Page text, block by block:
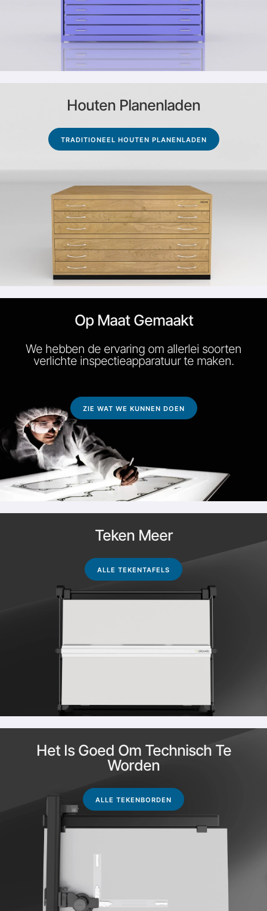
Houten Planenladen
TRADITIONEEL HOUTEN PLANENLADEN
Op Maat Gemaakt
We hebben de ervaring om allerlei soorten
verlichte inspectieapparatuur te maken.
ZIE WAT WE KUNNEN DOEN
Teken Meer
ALLE TEKENTAFELS
Het Is Goed Om Technisch Te
Worden
ALLE TEKENBORDEN